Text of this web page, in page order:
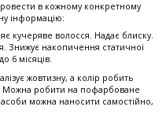
в кожному конкретному
інформацію:
кучеряве волосся. Надає блиску.
Знижує накопичення статичної
6 місяців.
жовтизну, а колір робить
Можна робити на пофарбоване
можна наносити самостійно,